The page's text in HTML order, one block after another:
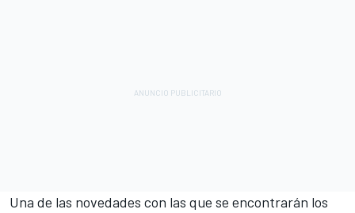
Una de las novedades con las que se encontrarán los